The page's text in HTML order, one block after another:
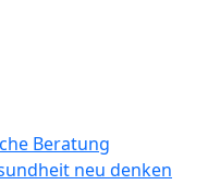
Beratung
neu denken